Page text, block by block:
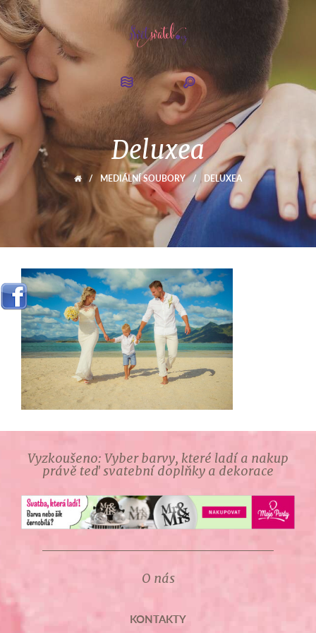
Deluxea
/ MEDIÁLNÍ SOUBORY / DELUXEA
Vyzkoušeno: Vyber barvy, které ladí a nakup
právě teď svatební doplňky a dekorace
O nás
KONTAKTY